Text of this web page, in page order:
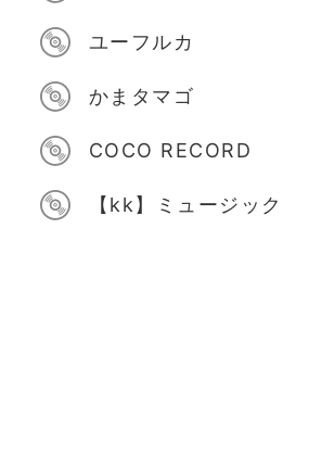
ユーフルカ
かまタマゴ
COCO RECORD
【kk】ミュージック